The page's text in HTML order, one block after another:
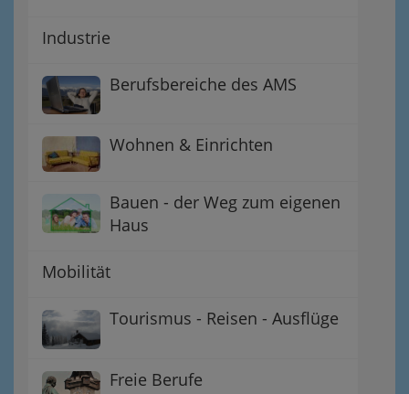
Industrie
Berufsbereiche des AMS
Wohnen & Einrichten
Bauen - der Weg zum eigenen
Haus
Mobilität
Tourismus - Reisen - Ausflüge
Freie Berufe